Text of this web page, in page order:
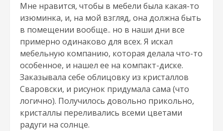
Мне нравится, чтобы в мебели была какая-то
изюминка, и, на мой взгляд, она должна быть
в помещении вообще.. но в наши дни все
примерно одинаково для всех. Я искал
мебельную компанию, которая делала что-то
особенное, и нашел ее на компакт-диске.
Заказывала себе облицовку из кристаллов
Сваровски, и рисунок придумала сама (что
логично). Получилось довольно прикольно,
кристаллы переливались всеми цветами
радуги на солнце.